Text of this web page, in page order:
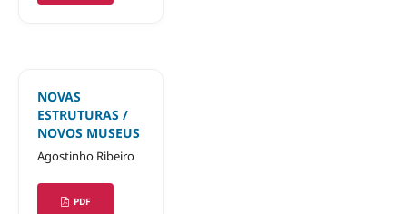
NOVAS
ESTRUTURAS /
NOVOS MUSEUS
Agostinho Ribeiro
PDF